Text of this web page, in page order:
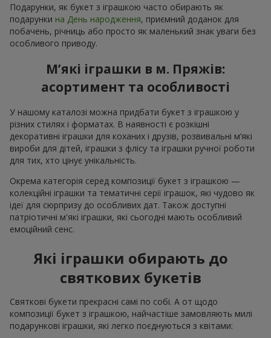
Подарунки, як букет з іграшкою часто обирають як
подарунки на День народження, приємний доданок для
побачень, річниць або просто як маленький знак уваги без
особливого приводу.
М’які іграшки в м. Пряжів:
асортимент та особливості
У нашому каталозі можна придбати букет з іграшкою у
різних стилях і форматах. В наявності є розкішні
декоративні іграшки для коханих і друзів, розвивальні м’які
вироби для дітей, іграшки з флісу та іграшки ручної роботи
для тих, хто цінує унікальність.
Окрема категорія серед композиції букет з іграшкою —
колекційні іграшки та тематичні серії іграшок, які чудово як
ідеї для сюрпризу до особливих дат. Також доступні
патріотичні м'які іграшки, які сьогодні мають особливий
емоційний сенс.
Які іграшки обирають до
святкових букетів
Святкові букети прекрасні самі по собі. А от щодо
композиції букет з іграшкою, найчастіше замовляють милі
подарункові іграшки, які легко поєднуються з квітами: